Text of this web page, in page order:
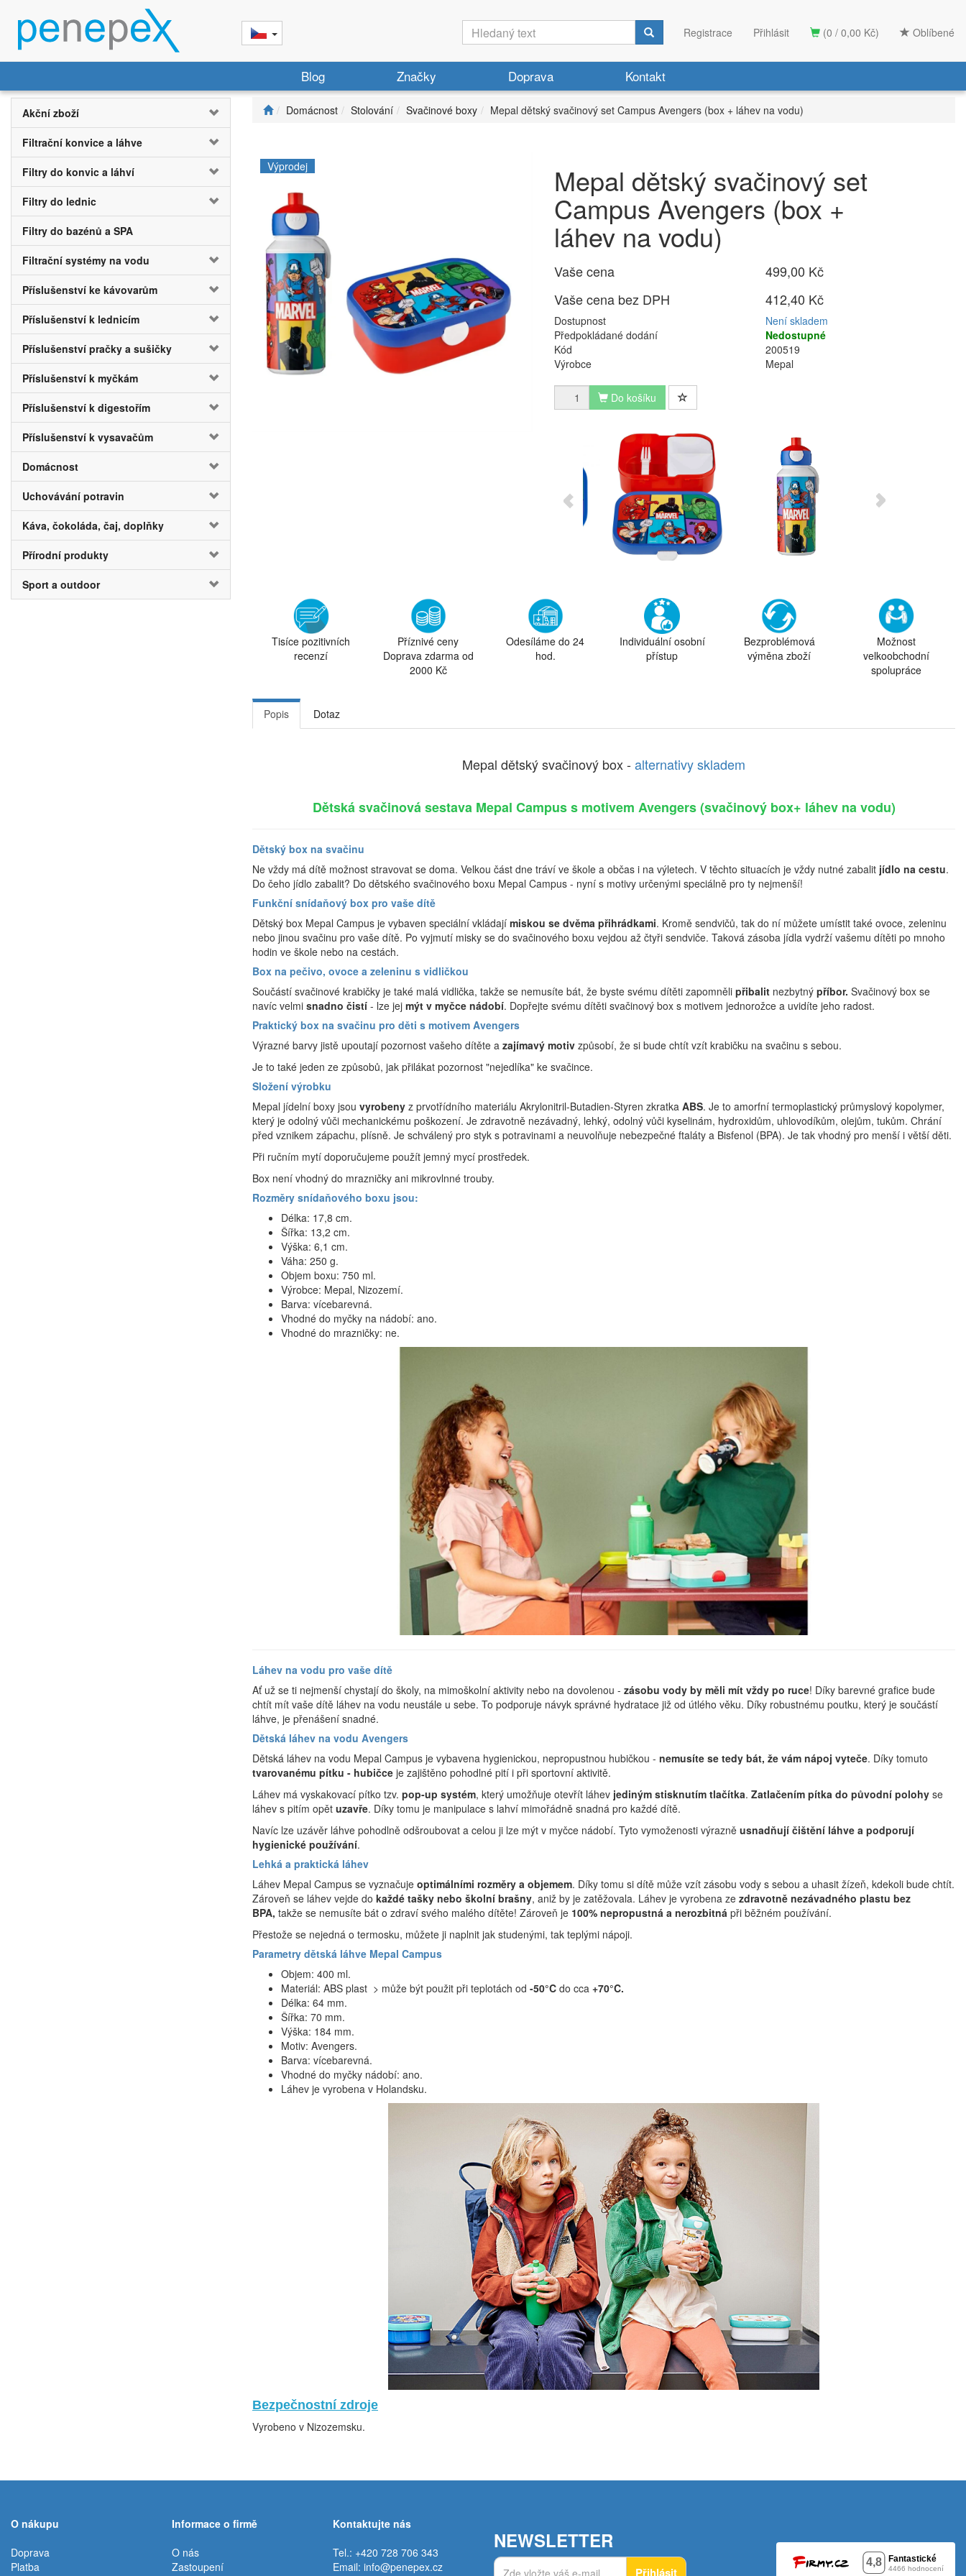
(0 / 0,00 Kč) Oblíbené
Registrace Přihlásit
Blog Značky Doprava Kontakt
Akční zboží
Filtrační konvice a láhve
Filtry do konvic a láhví
Filtry do lednic
Filtry do bazénů a SPA
Filtrační systémy na vodu
Příslušenství ke kávovarům
Příslušenství k lednicím
Příslušenství pračky a sušičky
Příslušenství k myčkám
Příslušenství k digestořím
Příslušenství k vysavačům
Domácnost
Uchovávání potravin
Káva, čokoláda, čaj, doplňky
Přírodní produkty
Sport a outdoor
Domácnost Stolování Svačinové boxy Mepal dětský svačinový set Campus Avengers (box + láhev na vodu)
Výprodej Mepal dětský svačinový set
Campus Avengers (box +
láhev na vodu)
Vaše cena
499,00 Kč
Vaše cena bez DPH
412,40 Kč
Dostupnost
Není skladem
Předpokládané dodání
Nedostupné
Kód
200519
Výrobce
Mepal
Do košíku
Tisíce pozitivních
recenzí
Příznivé ceny
Doprava zdarma od
2000 Kč
Odesíláme do 24
hod.
Individuální osobní
přístup
Bezproblémová
výměna zboží
Možnost
velkoobchodní
spolupráce
Popis Dotaz
Mepal dětský svačinový box - alternativy skladem
Dětská svačinová sestava Mepal Campus s motivem Avengers (svačinový box+ láhev na vodu)
Dětský box na svačinu
Ne vždy má dítě možnost stravovat se doma. Velkou část dne tráví ve škole a občas i na výletech. V těchto situacích je vždy nutné zabalit jídlo na cestu.
Do čeho jídlo zabalit? Do dětského svačinového boxu Mepal Campus - nyní s motivy určenými speciálně pro ty nejmenší!
Funkční snídaňový box pro vaše dítě
Dětský box Mepal Campus je vybaven speciální vkládají miskou se dvěma přihrádkami. Kromě sendvičů, tak do ní můžete umístit také ovoce, zeleninu
nebo jinou svačinu pro vaše dítě. Po vyjmutí misky se do svačinového boxu vejdou až čtyři sendviče. Taková zásoba jídla vydrží vašemu dítěti po mnoho
hodin ve škole nebo na cestách.
Box na pečivo, ovoce a zeleninu s vidličkou
Součástí svačinové krabičky je také malá vidlička, takže se nemusíte bát, že byste svému dítěti zapomněli přibalit nezbytný příbor. Svačinový box se
navíc velmi snadno čistí - lze jej mýt v myčce nádobí. Dopřejte svému dítěti svačinový box s motivem jednorožce a uvidíte jeho radost.
Praktický box na svačinu pro děti s motivem Avengers
Výrazné barvy jistě upoutají pozornost vašeho dítěte a zajímavý motiv způsobí, že si bude chtít vzít krabičku na svačinu s sebou.
Je to také jeden ze způsobů, jak přilákat pozornost "nejedlíka" ke svačince.
Složení výrobku
Mepal jídelní boxy jsou vyrobeny z prvotřídního materiálu Akrylonitril-Butadien-Styren zkratka ABS. Je to amorfní termoplastický průmyslový kopolymer,
který je odolný vůči mechanickému poškození. Je zdravotně nezávadný, lehký, odolný vůči kyselinám, hydroxidům, uhlovodíkům, olejům, tukům. Chrání
před vznikem zápachu, plísně. Je schválený pro styk s potravinami a neuvolňuje nebezpečné ftaláty a Bisfenol (BPA). Je tak vhodný pro menší i větší děti.
Při ručním mytí doporučujeme použít jemný mycí prostředek.
Box není vhodný do mrazničky ani mikrovlnné trouby.
Rozměry snídaňového boxu jsou:
Délka: 17,8 cm.
Šířka: 13,2 cm.
Výška: 6,1 cm.
Váha: 250 g.
Objem boxu: 750 ml.
Výrobce: Mepal, Nizozemí.
Barva: vícebarevná.
Vhodné do myčky na nádobí: ano.
Vhodné do mrazničky: ne.
Láhev na vodu pro vaše dítě
Ať už se ti nejmenší chystají do školy, na mimoškolní aktivity nebo na dovolenou - zásobu vody by měli mít vždy po ruce! Díky barevné grafice bude
chtít mít vaše dítě láhev na vodu neustále u sebe. To podporuje návyk správné hydratace již od útlého věku. Díky robustnému poutku, který je součástí
láhve, je přenášení snadné.
Dětská láhev na vodu Avengers
Dětská láhev na vodu Mepal Campus je vybavena hygienickou, nepropustnou hubičkou - nemusíte se tedy bát, že vám nápoj vyteče. Díky tomuto
tvarovanému pítku - hubičce je zajištěno pohodlné pití i při sportovní aktivitě.
Láhev má vyskakovací pítko tzv. pop-up systém, který umožňuje otevřít láhev jediným stisknutím tlačítka. Zatlačením pítka do původní polohy se
láhev s pitím opět uzavře. Díky tomu je manipulace s lahví mimořádně snadná pro každé dítě.
Navíc lze uzávěr láhve pohodlně odšroubovat a celou ji lze mýt v myčce nádobí. Tyto vymoženosti výrazně usnadňují čištění láhve a podporují
hygienické používání.
Lehká a praktická láhev
Láhev Mepal Campus se vyznačuje optimálními rozměry a objemem. Díky tomu si dítě může vzít zásobu vody s sebou a uhasit žízeň, kdekoli bude chtít.
Zároveň se láhev vejde do každé tašky nebo školní brašny, aniž by je zatěžovala. Láhev je vyrobena ze zdravotně nezávadného plastu bez
BPA, takže se nemusíte bát o zdraví svého malého dítěte! Zároveň je 100% nepropustná a nerozbitná při běžném používání.
Přestože se nejedná o termosku, můžete ji naplnit jak studenými, tak teplými nápoji.
Parametry dětská láhve Mepal Campus
Objem: 400 ml.
Materiál: ABS plast > může být použit při teplotách od -50°C do cca +70°C.
Délka: 64 mm.
Šířka: 70 mm.
Výška: 184 mm.
Motiv: Avengers.
Barva: vícebarevná.
Vhodné do myčky nádobí: ano.
Láhev je vyrobena v Holandsku.
Bezpečnostní zdroje
Vyrobeno v Nizozemsku.
O nákupu
Doprava
Platba
Informace o firmě
O nás
Zastoupení
Kontaktujte nás
Tel.: +420 728 706 343
Email: info@penepex.cz
NEWSLETTER
Přihlásit